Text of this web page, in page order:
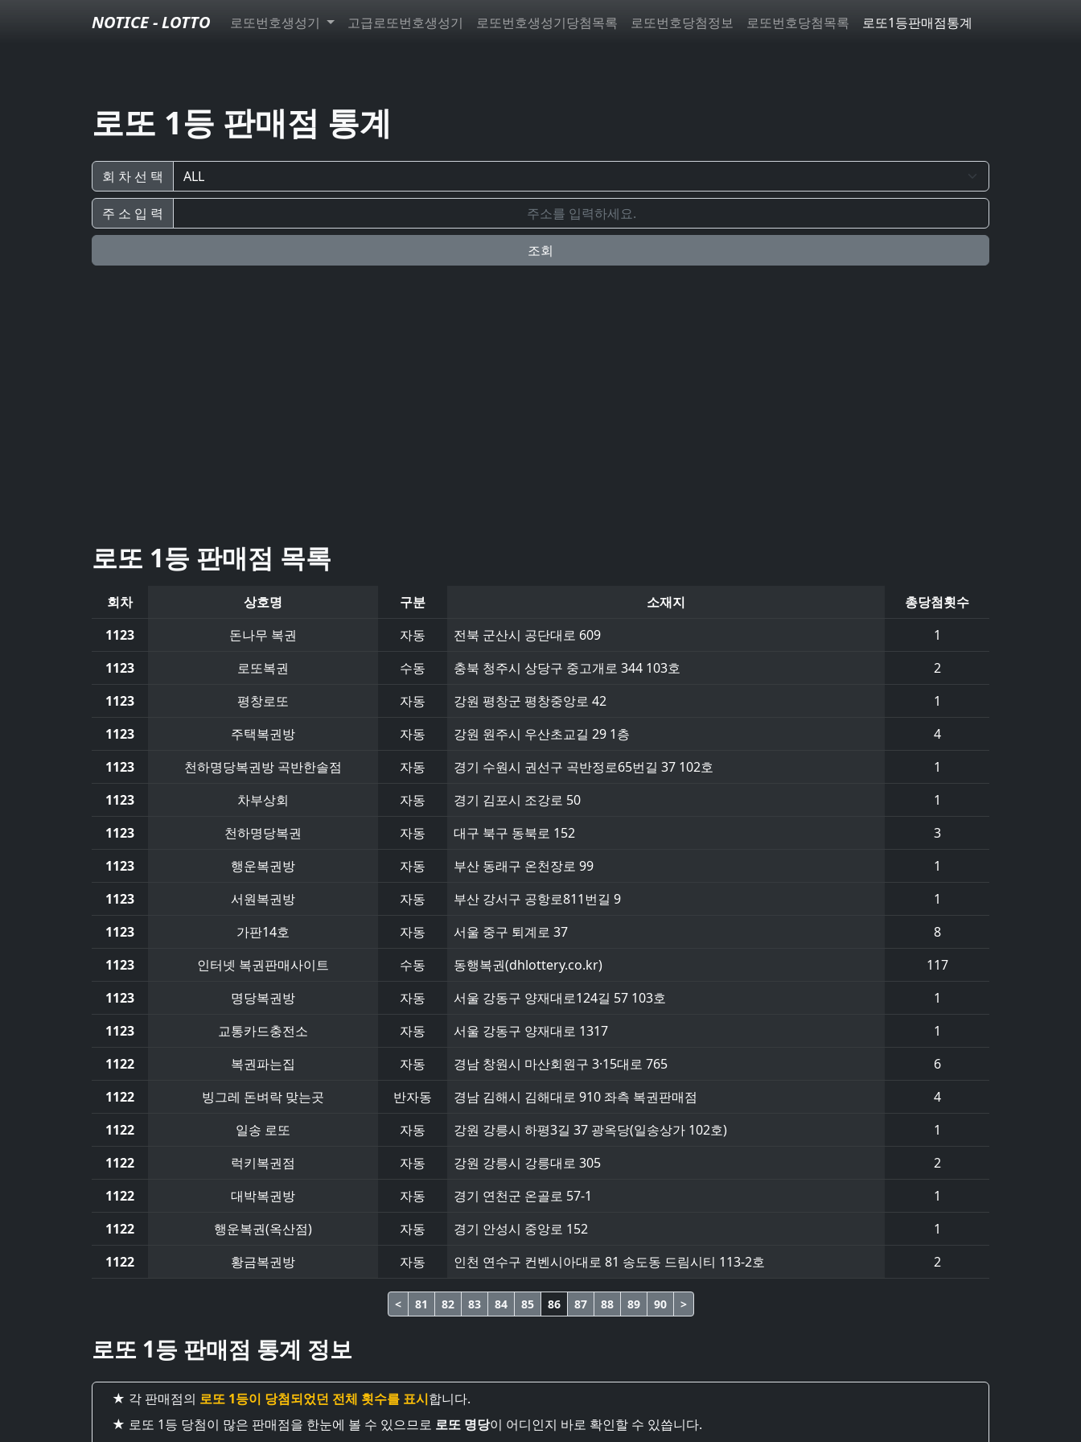
NOTICE - LOTTO 로또번호생성기 고급로또번호생성기 로또번호생성기당첨목록 로또번호당첨정보 로또번호당첨목록 로또1등판매점통계
로또 1등 판매점 통계
회 차 선 택
주 소 입 력
조회
로또 1등 판매점 목록
회차 상호명 구분 소재지
총당첨횟수
1123
돈나무 복권 자동 전북 군산시 공단대로 609
1
1123
로또복권 수동 충북 청주시 상당구 중고개로 344 103호
2
1123
평창로또 자동 강원 평창군 평창중앙로 42
1
1123
주택복권방 자동 강원 원주시 우산초교길 29 1층
4
1123
천하명당복권방 곡반한솔점 자동 경기 수원시 권선구 곡반정로65번길 37 102호
1
1123
차부상회 자동 경기 김포시 조강로 50
1
1123
천하명당복권 자동 대구 북구 동북로 152
3
1123
행운복권방 자동 부산 동래구 온천장로 99
1
1123
서원복권방 자동 부산 강서구 공항로811번길 9
1
1123
가판14호 자동 서울 중구 퇴계로 37
8
1123
인터넷 복권판매사이트 수동 동행복권(dhlottery.co.kr)
117
1123
명당복권방 자동 서울 강동구 양재대로124길 57 103호
1
1123
교통카드충전소 자동 서울 강동구 양재대로 1317
1
1122
복권파는집 자동 경남 창원시 마산회원구 3·15대로 765
6
1122
빙그레 돈벼락 맞는곳 반자동 경남 김해시 김해대로 910 좌측 복권판매점
4
1122
일송 로또 자동 강원 강릉시 하평3길 37 광옥당(일송상가 102호)
1
1122
럭키복권점 자동 강원 강릉시 강릉대로 305
2
1122
대박복권방 자동 경기 연천군 온골로 57-1
1
1122
행운복권(옥산점) 자동 경기 안성시 중앙로 152
1
1122
황금복권방 자동 인천 연수구 컨벤시아대로 81 송도동 드림시티 113-2호 2
< 81 82 83 84 85 86 87 88 89 90 >
로또 1등 판매점 통계 정보
★ 각 판매점의 로또 1등이 당첨되었던 전체 횟수를 표시합니다.
★ 로또 1등 당첨이 많은 판매점을 한눈에 볼 수 있으므로 로또 명당이 어디인지 바로 확인할 수 있씁니다.